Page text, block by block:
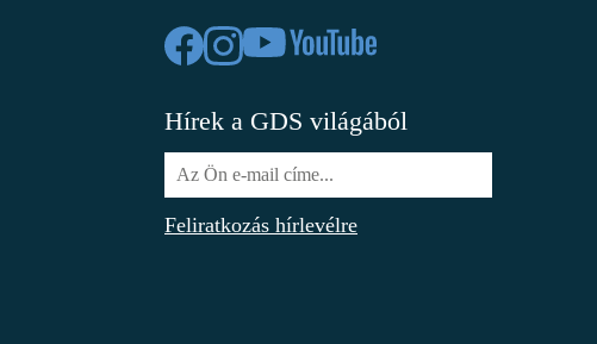
Hírek a GDS világából
Feliratkozás hírlevélre